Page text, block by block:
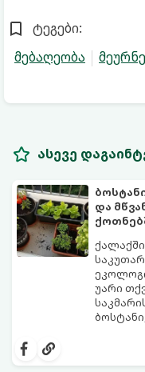
ტეგები:
მებაღეობა
ასევე
და
უარი